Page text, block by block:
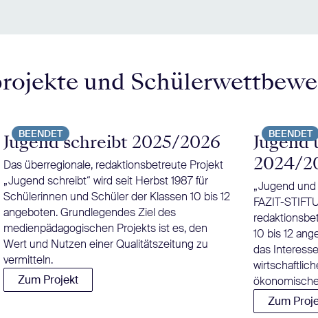
und
BEENDET
Jugend schreibt 2025/2026
Das überregionale, redaktionsbetreute Projekt
„Jugend schreibt“ wird seit Herbst 1987 für
Schülerinnen und Schüler der Klassen 10 bis 12
angeboten. Grundlegendes Ziel des
medienpädagogischen Projekts ist es, den
Wert und Nutzen einer Qualitätszeitung zu
vermitteln.
Zum Projekt
BEENDET
2024/
„Jugend
FAZIT-
10 bis 12
das
Zum